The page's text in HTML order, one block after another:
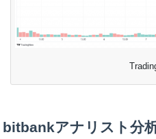
bitbankアナリスト分